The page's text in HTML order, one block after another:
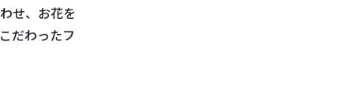
せ、お花を
だわったフ